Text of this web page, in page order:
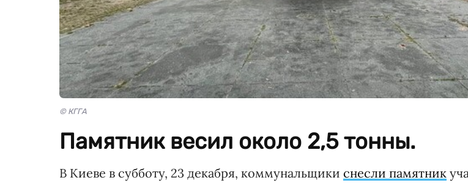
© КГГА
Памятник весил около 2,5 тонны.
В Киеве в субботу, 23 декабря, коммунальщики снесли памятник